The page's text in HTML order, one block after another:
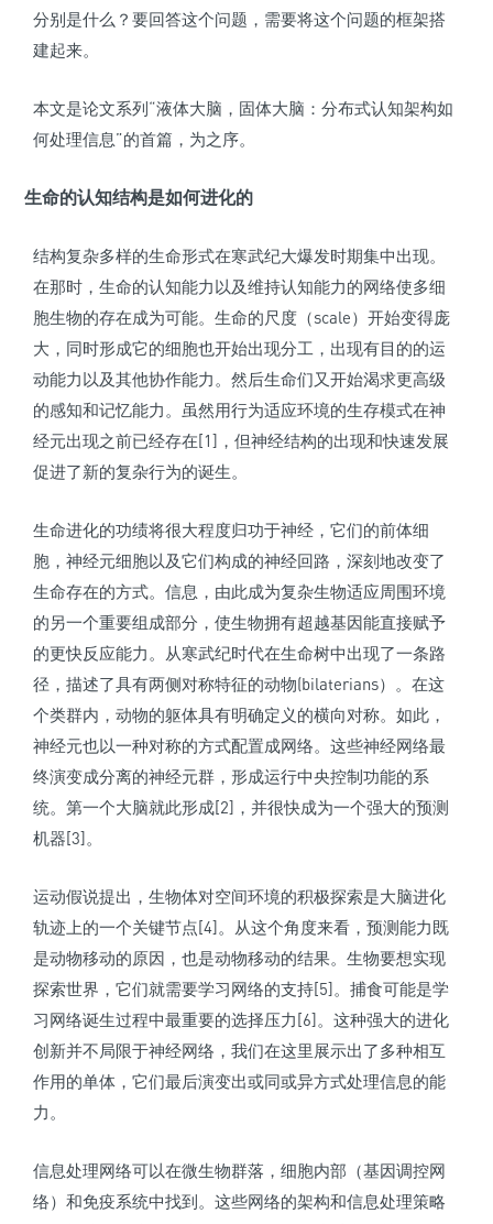
分别是什么？要回答这个问题，需要将这个问题的框架搭
建起来。
本文是论文系列“液体大脑，固体大脑：分布式认知架构如
何处理信息”的首篇，为之序。
生命的认知结构是如何进化的
结构复杂多样的生命形式在寒武纪大爆发时期集中出现。
在那时，生命的认知能力以及维持认知能力的网络使多细
胞生物的存在成为可能。生命的尺度（scale）开始变得庞
大，同时形成它的细胞也开始出现分工，出现有目的的运
动能力以及其他协作能力。然后生命们又开始渴求更高级
的感知和记忆能力。虽然用行为适应环境的生存模式在神
经元出现之前已经存在[1]，但神经结构的出现和快速发展
促进了新的复杂行为的诞生。
生命进化的功绩将很大程度归功于神经，它们的前体细
胞，神经元细胞以及它们构成的神经回路，深刻地改变了
生命存在的方式。信息，由此成为复杂生物适应周围环境
的另一个重要组成部分，使生物拥有超越基因能直接赋予
的更快反应能力。从寒武纪时代在生命树中出现了一条路
径，描述了具有两侧对称特征的动物(bilaterians）。在这
个类群内，动物的躯体具有明确定义的横向对称。如此，
神经元也以一种对称的方式配置成网络。这些神经网络最
终演变成分离的神经元群，形成运行中央控制功能的系
统。第一个大脑就此形成[2]，并很快成为一个强大的预测
机器[3]。
运动假说提出，生物体对空间环境的积极探索是大脑进化
轨迹上的一个关键节点[4]。从这个角度来看，预测能力既
是动物移动的原因，也是动物移动的结果。生物要想实现
探索世界，它们就需要学习网络的支持[5]。捕食可能是学
习网络诞生过程中最重要的选择压力[6]。这种强大的进化
创新并不局限于神经网络，我们在这里展示出了多种相互
作用的单体，它们最后演变出或同或异方式处理信息的能
力。
信息处理网络可以在微生物群落，细胞内部（基因调控网
络）和免疫系统中找到。这些网络的架构和信息处理策略